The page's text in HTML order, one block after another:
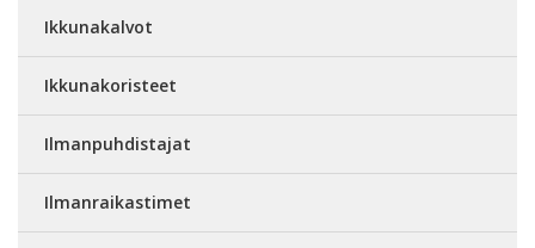
Ikkunakalvot
Ikkunakoristeet
Ilmanpuhdistajat
Ilmanraikastimet